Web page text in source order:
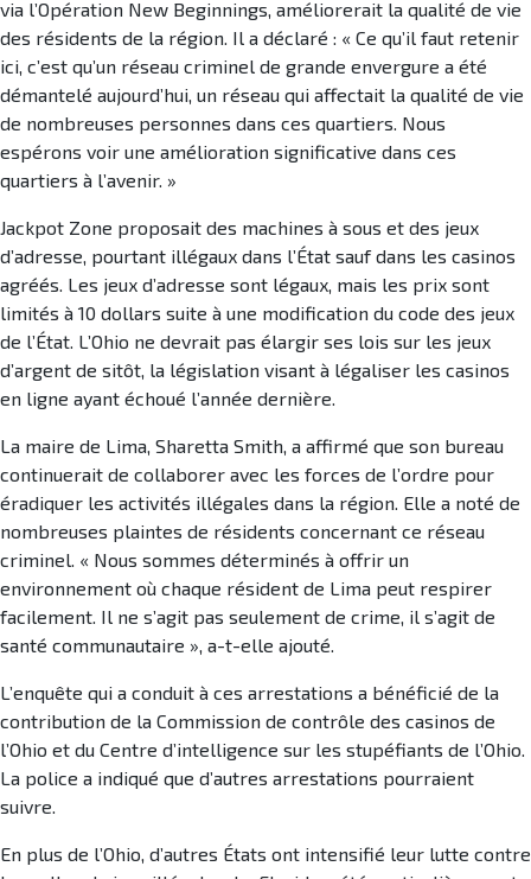
via l’Opération New Beginnings, améliorerait la qualité de vie
des résidents de la région. Il a déclaré : « Ce qu’il faut retenir
ici, c’est qu’un réseau criminel de grande envergure a été
démantelé aujourd’hui, un réseau qui affectait la qualité de vie
de nombreuses personnes dans ces quartiers. Nous
espérons voir une amélioration significative dans ces
quartiers à l’avenir. »
Jackpot Zone proposait des machines à sous et des jeux
d’adresse, pourtant illégaux dans l’État sauf dans les casinos
agréés. Les jeux d’adresse sont légaux, mais les prix sont
limités à 10 dollars suite à une modification du code des jeux
de l’État. L’Ohio ne devrait pas élargir ses lois sur les jeux
d’argent de sitôt, la législation visant à légaliser les casinos
en ligne ayant échoué l’année dernière.
La maire de Lima, Sharetta Smith, a affirmé que son bureau
continuerait de collaborer avec les forces de l’ordre pour
éradiquer les activités illégales dans la région. Elle a noté de
nombreuses plaintes de résidents concernant ce réseau
criminel. « Nous sommes déterminés à offrir un
environnement où chaque résident de Lima peut respirer
facilement. Il ne s’agit pas seulement de crime, il s’agit de
santé communautaire », a-t-elle ajouté.
L’enquête qui a conduit à ces arrestations a bénéficié de la
contribution de la Commission de contrôle des casinos de
l’Ohio et du Centre d’intelligence sur les stupéfiants de l’Ohio.
La police a indiqué que d’autres arrestations pourraient
suivre.
En plus de l’Ohio, d’autres États ont intensifié leur lutte contre